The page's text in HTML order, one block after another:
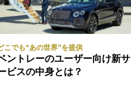
こでも“あの世界”を提供
ントレーのユーザー向け新サ
ビスの中身とは？